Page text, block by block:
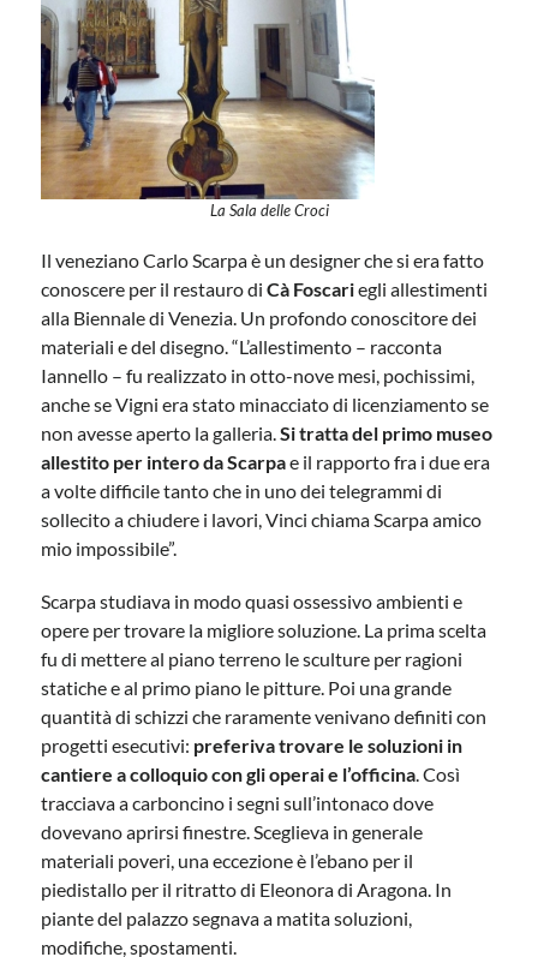
La Sala delle Croci
Il veneziano Carlo Scarpa è un designer che si era fatto
conoscere per il restauro diCà Foscariegli allestimenti
alla Biennale di Venezia. Un profondo conoscitore dei
materiali e del disegno. “L’allestimento – racconta
Iannello – fu realizzato in otto-nove mesi, pochissimi,
anche se Vigni era stato minacciato di licenziamento se
non avesse aperto la galleria.Si tratta del primo museo
allestito per intero da Scarpae il rapporto fra i due era
a volte difficile tanto che in uno dei telegrammi di
sollecito a chiudere i lavori, Vinci chiama Scarpa amico
mio impossibile”.
Scarpa studiava in modo quasi ossessivo ambienti e
opere per trovare la migliore soluzione. La prima scelta
fu di mettere al piano terreno le sculture per ragioni
statiche e al primo piano le pitture. Poi una grande
quantità di schizzi che raramente venivano definiti con
progetti esecutivi: preferiva trovare le soluzioni in
cantiere a colloquio con gli operai e l’officina. Così
tracciava a carboncino i segni sull’intonaco dove
dovevano aprirsi finestre. Sceglieva in generale
materiali poveri, una eccezione è l’ebano per il
piedistallo per il ritratto di Eleonora di Aragona. In
piante del palazzo segnava a matita soluzioni,
modifiche, spostamenti.